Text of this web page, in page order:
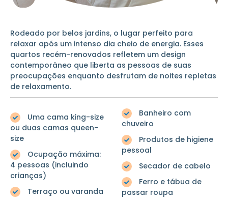
Rodeado por belos jardins, o lugar perfeito para
relaxar após um intenso dia cheio de energia. Esses
quartos recém-renovados refletem um design
contemporâneo que liberta as pessoas de suas
preocupações enquanto desfrutam de noites repletas
de relaxamento.
Uma cama king-size
ou duas camas queen-
size
Ocupação máxima:
4 pessoas (incluindo
crianças)
Terraço ou varanda
Banheiro com
chuveiro
Produtos de higiene
pessoal
Secador de cabelo
Ferro e tábua de
passar roupa